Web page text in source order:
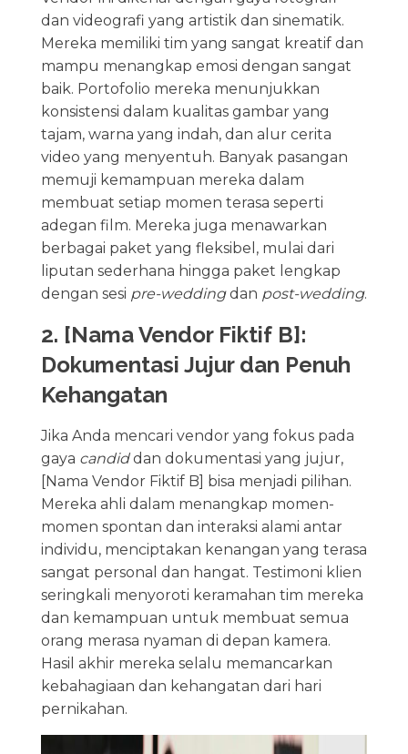
dan videografi yang artistik dan sinematik.
Mereka memiliki tim yang sangat kreatif dan
mampu menangkap emosi dengan sangat
baik. Portofolio mereka menunjukkan
konsistensi dalam kualitas gambar yang
tajam, warna yang indah, dan alur cerita
video yang menyentuh. Banyak pasangan
memuji kemampuan mereka dalam
membuat setiap momen terasa seperti
adegan film. Mereka juga menawarkan
berbagai paket yang fleksibel, mulai dari
liputan sederhana hingga paket lengkap
dengan sesi pre-weddingdan post-wedding.
2. [Nama Vendor Fiktif B]:
Dokumentasi Jujur dan Penuh
Kehangatan
Jika Anda mencari vendor yang fokus pada
gaya candiddan dokumentasi yang jujur,
[Nama Vendor Fiktif B] bisa menjadi pilihan.
Mereka ahli dalam menangkap momen-
momen spontan dan interaksi alami antar
individu, menciptakan kenangan yang terasa
sangat personal dan hangat. Testimoni klien
seringkali menyoroti keramahan tim mereka
dan kemampuan untuk membuat semua
orang merasa nyaman di depan kamera.
Hasil akhir mereka selalu memancarkan
kebahagiaan dan kehangatan dari hari
pernikahan.